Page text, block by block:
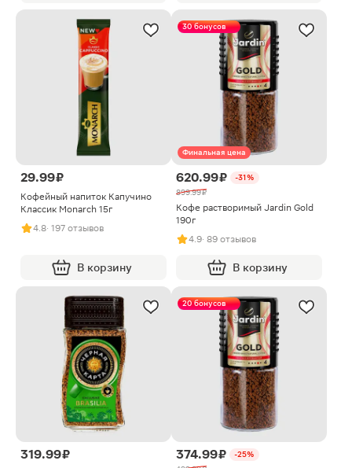
29.99 ₽
Кофейный напиток Капучино
Классик Monarch 15г
4.8· 197 отзывов
В корзину
30 бонусов
Финальная цена
620.99 ₽
-31%
899.99 ₽
Кофе растворимый Jardin Gold
190г
4.9· 89 отзывов
В корзину
319.99 ₽
20 бонусов
374.99 ₽
-25%